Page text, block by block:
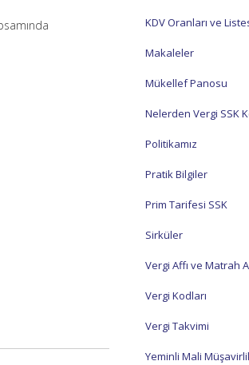
KDV Oranları ve
Makaleler
Mükellef Panosu
Nelerden Vergi SSK
Politikamız
Pratik Bilgiler
Prim Tarifesi SSK
Sirküler
Vergi Affı ve Matrah
Vergi Kodları
Vergi Takvimi
Yeminli Mali